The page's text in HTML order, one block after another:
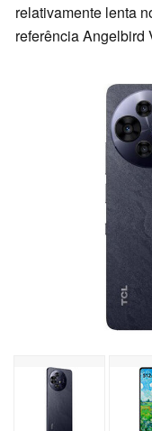
relativamente lenta
referência Angelbird